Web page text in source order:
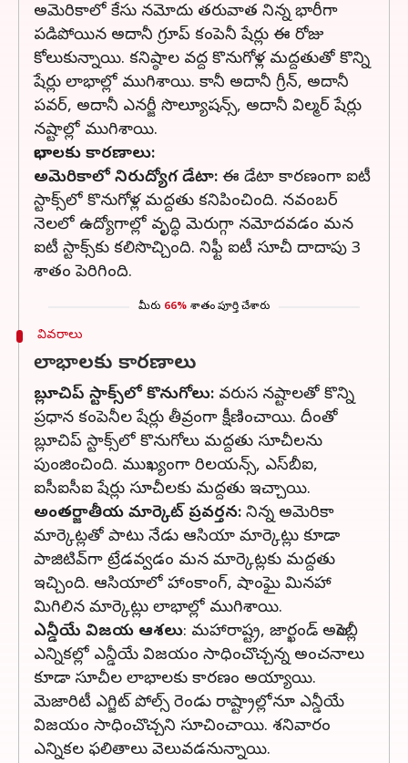
అమెరికాలో కేసు నమోదు తరువాత నిన్న భారీగా
పడిపోయిన అదానీ గ్రూప్‌ కంపెనీ షేర్లు ఈ రోజు
కోలుకున్నాయి. కనిష్ఠాల వద్ద కొనుగోళ్ల మద్దతుతో కొన్ని
షేర్లు లాభాల్లో ముగిశాయి. కానీ అదానీ గ్రీన్‌, అదానీ
పవర్‌, అదానీ ఎనర్జీ సొల్యూషన్స్‌, అదానీ విల్మర్‌ షేర్లు
నష్టాల్లో ముగిశాయి.
లాభాలకు కారణాలు:
అమెరికాలో నిరుద్యోగ డేటా: ఈ డేటా కారణంగా ఐటీ
స్టాక్స్‌లో కొనుగోళ్ల మద్దతు కనిపించింది. నవంబర్‌
నెలలో ఉద్యోగాల్లో వృద్ధి మెరుగ్గా నమోదవడం మన
ఐటీ స్టాక్స్‌కు కలిసొచ్చింది. నిఫ్టీ ఐటీ సూచీ దాదాపు 3
శాతం పెరిగింది.
మీరు 66% శాతం పూర్తి చేశారు
వివరాలు
లాభాలకు కారణాలు
బ్లూచిప్‌ స్టాక్స్‌లో కొనుగోలు: వరుస నష్టాలతో కొన్ని
ప్రధాన కంపెనీల షేర్లు తీవ్రంగా క్షీణించాయి. దీంతో
బ్లూచిప్‌ స్టాక్స్‌లో కొనుగోలు మద్దతు సూచీలను
పుంజించింది. ముఖ్యంగా రిలయన్స్‌, ఎస్‌బీఐ,
ఐసీఐసీఐ షేర్లు సూచీలకు మద్దతు ఇచ్చాయి.
అంతర్జాతీయ మార్కెట్‌ ప్రవర్తన: నిన్న అమెరికా
మార్కెట్లతో పాటు నేడు ఆసియా మార్కెట్లు కూడా
పాజిటివ్‌గా ట్రేడవ్వడం మన మార్కెట్లకు మద్దతు
ఇచ్చింది. ఆసియాలో హాంకాంగ్‌, షాంఘై మినహా
మిగిలిన మార్కెట్లు లాభాల్లో ముగిశాయి.
ఎన్డీయే విజయ ఆశలు: మహారాష్ట్ర, జార్ఖండ్‌ అసెంబ్లీ
ఎన్నికల్లో ఎన్డీయే విజయం సాధించొచ్చన్న అంచనాలు
కూడా సూచీల లాభాలకు కారణం అయ్యాయి.
మెజారిటీ ఎగ్జిట్‌ పోల్స్‌ రెండు రాష్ట్రాల్లోనూ ఎన్డీయే
విజయం సాధించొచ్చని సూచించాయి. శనివారం
ఎన్నికల ఫలితాలు వెలువడనున్నాయి.